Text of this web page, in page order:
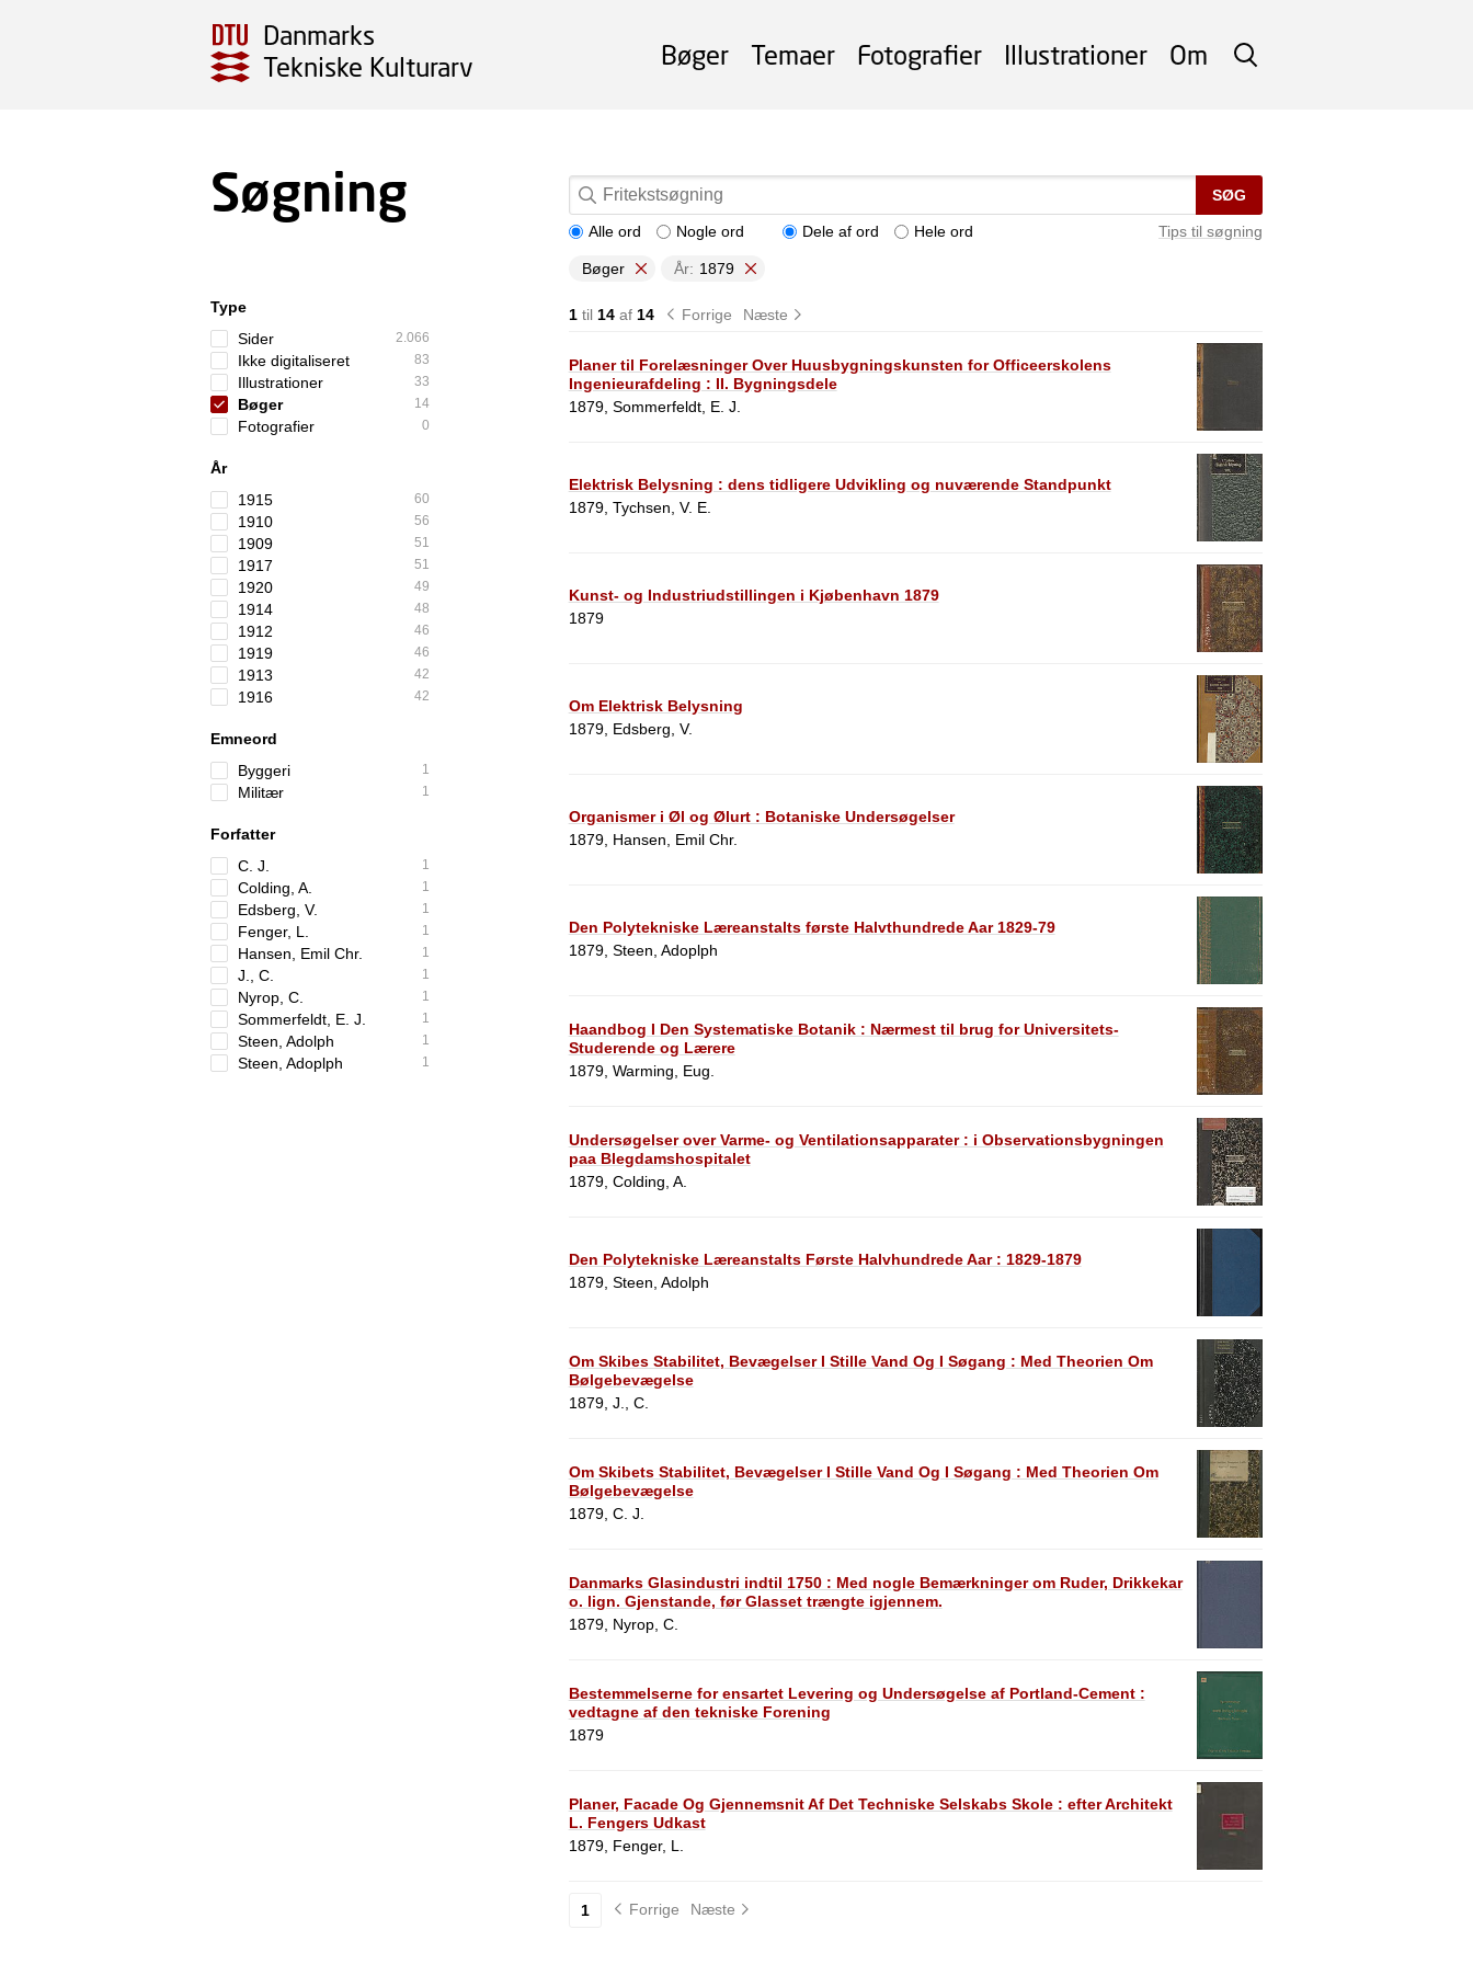
Danmarks
Tekniske Kulturarv
SØG
Bøger Temaer Fotografier Illustrationer Om
Søgning SØG
Tips til søgning
Alle ord Nogle ord Dele af ord Hele ord
Bøger År: 1879
Type
Sider
2.066
Ikke digitaliseret 83
Illustrationer 33
Bøger 14
Fotografier 0
År
1915
60
1910 56
1909 51
1917 51
1920 49
1914 48
1912 46
1919 46
1913 42
1916 42
Emneord
Byggeri
1
Militær 1
Forfatter
C. J.
1
Colding, A. 1
Edsberg, V. 1
Fenger, L. 1
Hansen, Emil Chr. 1
J., C. 1
Nyrop, C. 1
Sommerfeldt, E. J. 1
Steen, Adolph 1
Steen, Adoplph 1
1til 14af 14 Forrige Næste
Planer til Forelæsninger Over Huusbygningskunsten for Officeerskolens
Ingenieurafdeling : II. Bygningsdele
1879, Sommerfeldt, E. J.
Elektrisk Belysning : dens tidligere Udvikling og nuværende Standpunkt
1879, Tychsen, V. E.
Kunst- og Industriudstillingen i Kjøbenhavn 1879
1879
Om Elektrisk Belysning
1879, Edsberg, V.
Organismer i Øl og Ølurt : Botaniske Undersøgelser
1879, Hansen, Emil Chr.
Den Polytekniske Læreanstalts første Halvthundrede Aar 1829-79
1879, Steen, Adoplph
Haandbog I Den Systematiske Botanik : Nærmest til brug for Universitets-
Studerende og Lærere
1879, Warming, Eug.
Undersøgelser over Varme- og Ventilationsapparater : i Observationsbygningen
paa Blegdamshospitalet
1879, Colding, A.
Den Polytekniske Læreanstalts Første Halvhundrede Aar : 1829-1879
1879, Steen, Adolph
Om Skibes Stabilitet, Bevægelser I Stille Vand Og I Søgang : Med Theorien Om
Bølgebevægelse
1879, J., C.
Om Skibets Stabilitet, Bevægelser I Stille Vand Og I Søgang : Med Theorien Om
Bølgebevægelse
1879, C. J.
Danmarks Glasindustri indtil 1750 : Med nogle Bemærkninger om Ruder, Drikkekar
o. lign. Gjenstande, før Glasset trængte igjennem.
1879, Nyrop, C.
Bestemmelserne for ensartet Levering og Undersøgelse af Portland-Cement :
vedtagne af den tekniske Forening
1879
Planer, Facade Og Gjennemsnit Af Det Techniske Selskabs Skole : efter Architekt
L. Fengers Udkast
1879, Fenger, L.
1 Forrige Næste